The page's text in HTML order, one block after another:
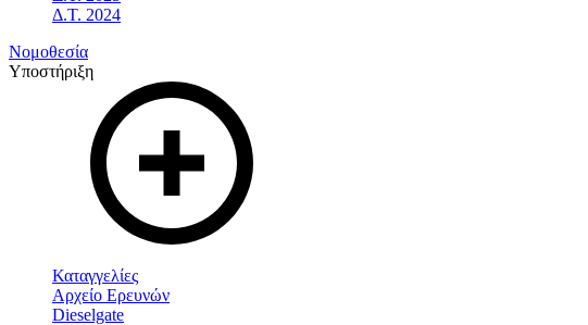
Δ.Τ. 2024
Νομοθεσία
Υποστήριξη
Καταγγελίες
Αρχείο Ερευνών
Dieselgate